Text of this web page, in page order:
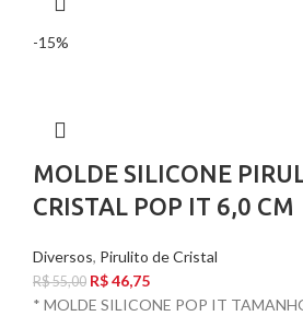
-15%
MOLDE SILICONE
CRISTAL POP IT 6,0 CM
Diversos, Pirulito de Cristal
R$55,00 R$46,75
* MOLDE SILICONE POP IT